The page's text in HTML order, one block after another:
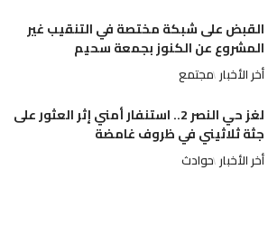
القبض على شبكة مختصة في التنقيب غير
المشروع عن الكنوز بجمعة سحيم
أخر الأخبار مجتمع
لغز حي النصر 2.. استنفار أمني إثر العثور على
جثة ثلاثيني في ظروف غامضة
أخر الأخبار حوادث